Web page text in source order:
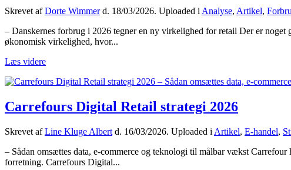
Skrevet afDorte Wimmerd. 18/03/2026. Uploaded i Analyse, Artikel,
– Danskernes forbrug i 2026 tegner en ny virkelighed for retail Der er
økonomisk virkelighed, hvor...
Læs videre
Carrefours Digital Retail strategi 2026
Skrevet afLine Kluge Albert d. 16/03/2026. Uploaded i Artikel, E-handel,
– Sådan omsættes data, e-commerce og teknologi til målbar vækst
forretning. Carrefours Digital...